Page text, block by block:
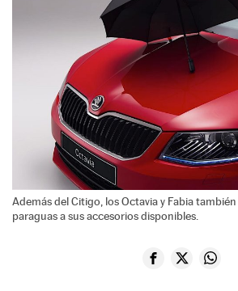
Además del Citigo, los Octavia y Fabia
paraguas a sus accesorios disponibles.